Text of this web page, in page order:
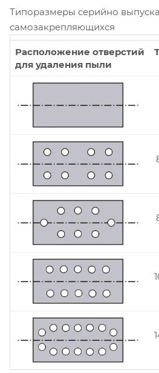
Типоразмеры серийно
самозакрепляющихся
Расположение отверстий
для удаления пыли